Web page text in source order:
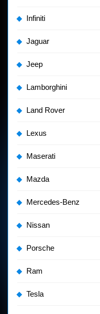
Infiniti
Jaguar
Jeep
Lamborghini
Land Rover
Lexus
Maserati
Mazda
Mercedes-Benz
Nissan
Porsche
Ram
Tesla